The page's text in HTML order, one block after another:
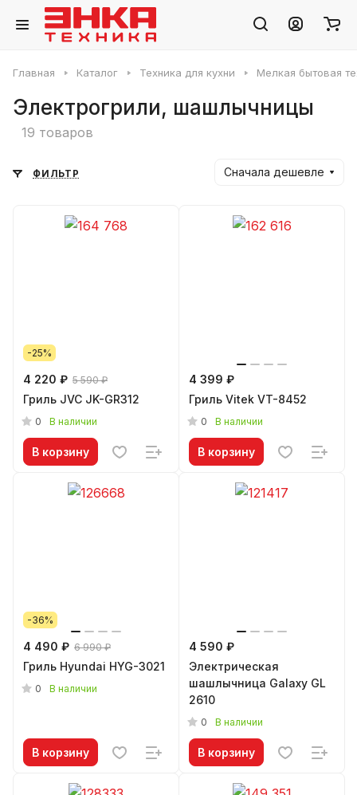
Главная Каталог Техника для кухни Мелкая бытовая
Электрогрили, шашлычницы
19 товаров
ФИЛЬТР Сначала дешевле
-25%
4 220 ₽ 5 590 ₽
Гриль JVC JK-GR312
0 В наличии
В корзину
4 399 ₽
Гриль Vitek VT-8452
0 В наличии
В корзину
-36%
4 490 ₽ 6 990 ₽
Гриль Hyundai HYG-3021
0 В наличии
В корзину
4 590 ₽
Электрическая
шашлычница Galaxy GL
2610
0 В наличии
В корзину